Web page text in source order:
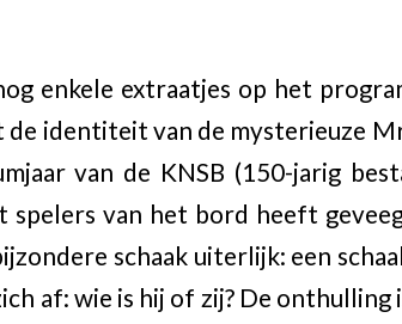
enkele extraatjes op het
identiteit van de mysterieuze
van de KNSB (150-jarig
spelers van het bord heeft
schaak uiterlijk: een
af: wie is hij of zij? De onthulling